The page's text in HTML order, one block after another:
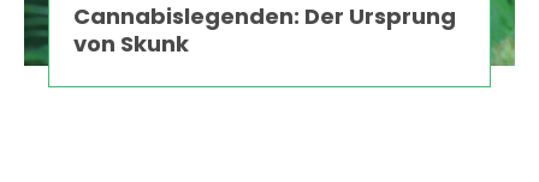
Cannabislegenden: Der Ursprung
von Skunk